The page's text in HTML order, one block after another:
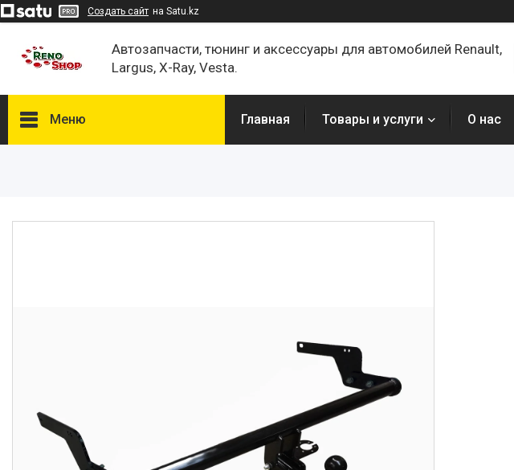
Создать сайт на Satu.kz
Автозапчасти, тюнинг и аксессуары для автомобилей Renault,
Largus, X-Ray, Vesta.
Меню Главная Товары и услуги О нас